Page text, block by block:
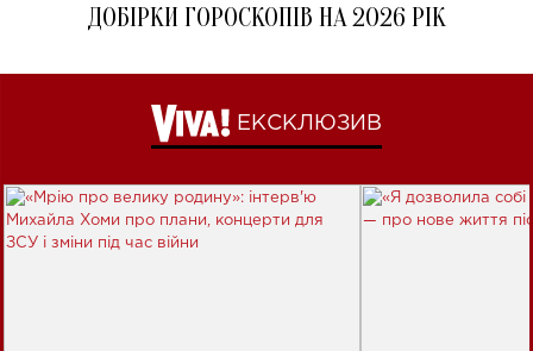
ДОБІРКИ ГОРОСКОПІВ НА 2026 РІК
ЕКСКЛЮЗИВ